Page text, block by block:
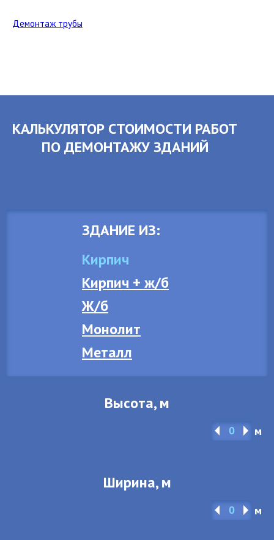
Демонтаж трубы
КАЛЬКУЛЯТОР СТОИМОСТИ РАБОТ
ПО ДЕМОНТАЖУ ЗДАНИЙ
ЗДАНИЕ ИЗ:
Кирпич
Кирпич + ж/б
Ж/б
Монолит
Металл
Высота, м
м
Ширина, м
м